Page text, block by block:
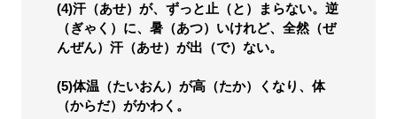
(4)汗（あせ）が、ずっと止（と）まらない。逆
（ぎゃく）に、暑（あつ）いけれど、全然（ぜ
んぜん）汗（あせ）が出（で）ない。
(5)体温（たいおん）が高（たか）くなり、体
（からだ）がかわく。